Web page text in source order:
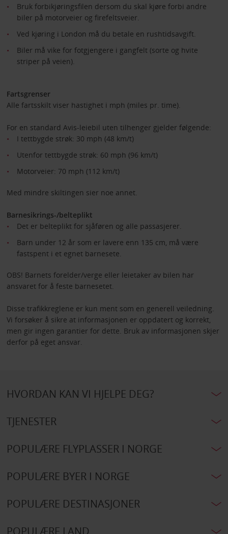
Bruk forbikjøringsfilen dersom du skal kjøre forbi andre
biler på motorveier og firefeltsveier.
Ved kjøring i London må du betale en rushtidsavgift.
Biler må vike for fotgjengere i gangfelt (sorte og hvite
striper på veien).
Fartsgrenser
Alle fartsskilt viser hastighet i mph (miles pr. time).
For en standard Avis-leiebil uten tilhenger gjelder følgende:
I tettbygde strøk: 30 mph (48 km/t)
Utenfor tettbygde strøk: 60 mph (96 km/t)
Motorveier: 70 mph (112 km/t)
Med mindre skiltingen sier noe annet.
Barnesikrings-/belteplikt
Det er belteplikt for sjåføren og alle passasjerer.
Barn under 12 år som er lavere enn 135 cm, må være
fastspent i et egnet barnesete.
OBS! Barnets forelder/verge eller leietaker av bilen har
ansvaret for å feste barnesetet.
Disse trafikkreglene er kun ment som en generell veiledning.
Vi forsøker å sikre at informasjonen er oppdatert og korrekt,
men gir ingen garantier for dette. Bruk av informasjonen skjer
derfor på eget ansvar.
HVORDAN KAN VI HJELPE DEG?
TJENESTER
POPULÆRE FLYPLASSER I NORGE
POPULÆRE BYER I NORGE
POPULÆRE DESTINASJONER
POPULÆRE LAND